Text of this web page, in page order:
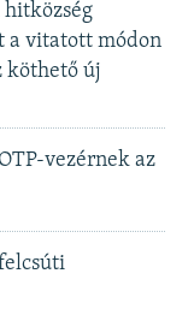
a vitatott módon
köthető új
vezérnek az